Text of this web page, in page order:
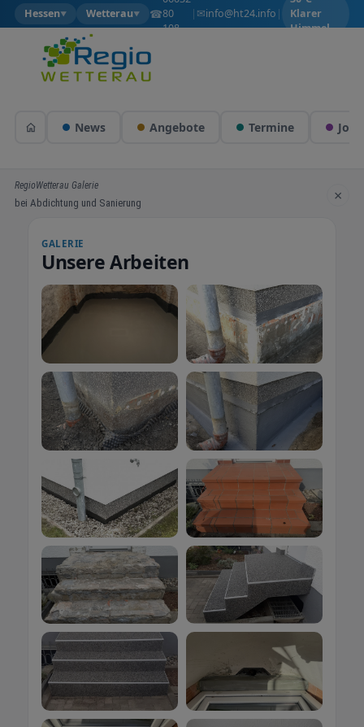
Hessen▼ Wetterau▼ ☎80
108
| ✉info@ht24.info |
Klarer
Himmel
News Angebote Termine Jobs
RegioWetterau Galerie
bei Abdichtung und Sanierung ×
GALERIE
Unsere Arbeiten